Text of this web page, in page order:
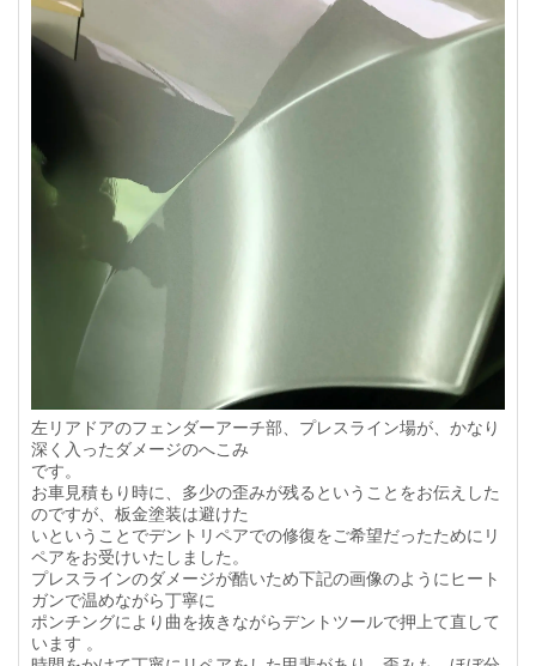
左リアドアのフェンダーアーチ部、プレスライン場が、かなり
深く入ったダメージのへこみ
です。
お車見積もり時に、多少の歪みが残るということをお伝えした
のですが、板金塗装は避けた
いということでデントリペアでの修復をご希望だったためにリ
ペアをお受けいたしました。
プレスラインのダメージが酷いため下記の画像のようにヒート
ガンで温めながら丁寧に
ポンチングにより曲を抜きながらデントツールで押上て直して
います 。